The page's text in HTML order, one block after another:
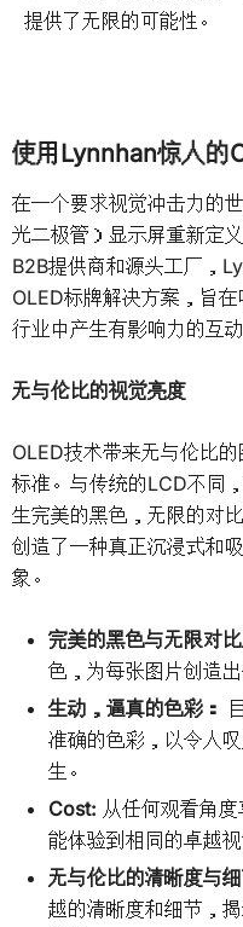
提供了无限的可能性。
使用Lynnhan惊人的
在一个要求视觉冲击力的
光二极管）显示屏重新定
B2B提供商和源头工厂，
OLED标牌解决方案，旨
行业中产生有影响力的互动
无与伦比的视觉亮度
OLED技术带来无与伦比
标准。与传统的LCD不同
生完美的黑色，无限的对
创造了一种真正沉浸式和
象。
完美的黑色与无限对比
色，为每张图片创造
生动，逼真的色彩：
准确的色彩，以令人
生。
Cost: 从任何观看角
能体验到相同的卓越视
无与伦比的清晰度与细
越的清晰度和细节，